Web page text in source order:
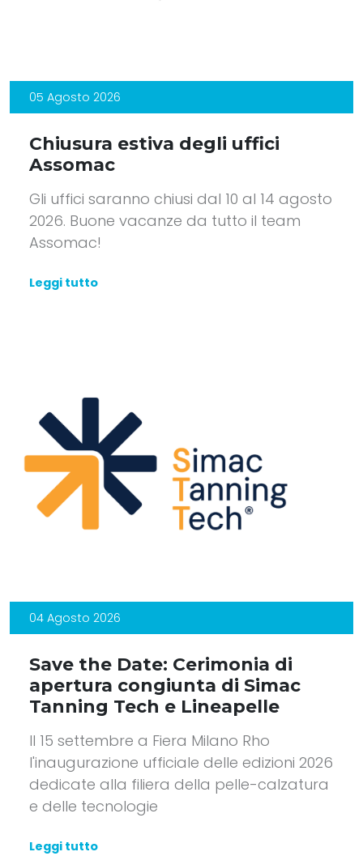
05 Agosto 2026
Chiusura estiva degli uffici
Assomac
Gli uffici saranno chiusi dal 10 al 14 agosto
2026. Buone vacanze da tutto il team
Assomac!
Leggi tutto
04 Agosto 2026
Save the Date: Cerimonia di
apertura congiunta di Simac
Tanning Tech e Lineapelle
Il 15 settembre a Fiera Milano Rho
l'inaugurazione ufficiale delle edizioni 2026
dedicate alla filiera della pelle-calzatura
e delle tecnologie
Leggi tutto